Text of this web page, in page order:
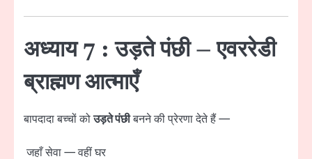
अध्याय 7 : उड़ते पंछी – एवररेडी
ब्राह्मण आत्माएँ
बापदादा बच्चों कोउड़ते पंछीबनने की प्रेरणा देते हैं —
जहाँ सेवा — वहीं घर